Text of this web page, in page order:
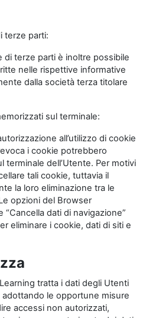
terze parti:
di terze parti è inoltre possibile
nelle rispettive informative
dalla società terza titolare
sul terminale:
all’utilizzo di cookie
i cookie potrebbero
terminale dell’Utente. Per motivi
tali cookie, tuttavia il
la loro eliminazione tra le
opzioni del Browser
dati di navigazione”
eliminare i cookie, dati di siti e
tratta i dati degli Utenti
le opportune misure
accessi non autorizzati,